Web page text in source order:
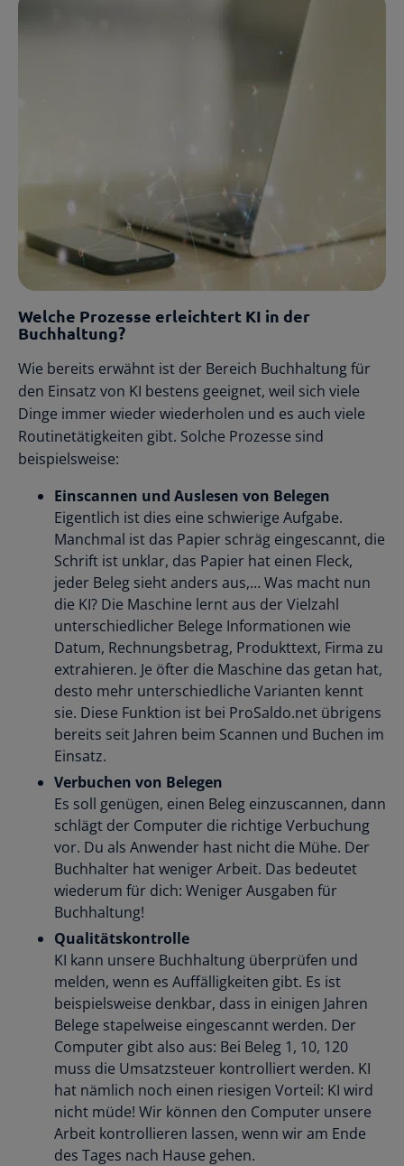
Welche Prozesse erleichtert KI in der
Buchhaltung?
Wie bereits erwähnt ist der Bereich Buchhaltung für
den Einsatz von KI bestens geeignet, weil sich viele
Dinge immer wieder wiederholen und es auch viele
Routinetätigkeiten gibt. Solche Prozesse sind
beispielsweise:
Einscannen und Auslesen von Belegen
Eigentlich ist dies eine schwierige Aufgabe.
Manchmal ist das Papier schräg eingescannt, die
Schrift ist unklar, das Papier hat einen Fleck,
jeder Beleg sieht anders aus,… Was macht nun
die KI? Die Maschine lernt aus der Vielzahl
unterschiedlicher Belege Informationen wie
Datum, Rechnungsbetrag, Produkttext, Firma zu
extrahieren. Je öfter die Maschine das getan hat,
desto mehr unterschiedliche Varianten kennt
sie. Diese Funktion ist bei ProSaldo.net übrigens
bereits seit Jahren beim Scannen und Buchen im
Einsatz.
Verbuchen von Belegen
Es soll genügen, einen Beleg einzuscannen, dann
schlägt der Computer die richtige Verbuchung
vor. Du als Anwender hast nicht die Mühe. Der
Buchhalter hat weniger Arbeit. Das bedeutet
wiederum für dich: Weniger Ausgaben für
Buchhaltung!
Qualitätskontrolle
KI kann unsere Buchhaltung überprüfen und
melden, wenn es Auffälligkeiten gibt. Es ist
beispielsweise denkbar, dass in einigen Jahren
Belege stapelweise eingescannt werden. Der
Computer gibt also aus: Bei Beleg 1, 10, 120
muss die Umsatzsteuer kontrolliert werden. KI
hat nämlich noch einen riesigen Vorteil: KI wird
nicht müde! Wir können den Computer unsere
Arbeit kontrollieren lassen, wenn wir am Ende
des Tages nach Hause gehen.